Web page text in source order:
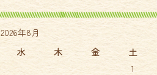
2026年8月
水 木 金 土
1